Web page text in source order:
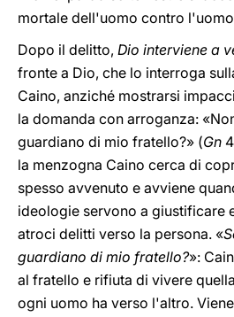
mortale dell'uomo contro
Dopo il delitto, Dio interviene a
fronte a Dio, che lo interroga
Caino, anziché mostrarsi
la domanda con arroganza:
guardiano di mio fratello?» (Gn
la menzogna Caino cerca di
spesso avvenuto e avviene
ideologie servono a giustificare
atroci delitti verso la persona. «
guardiano di mio fratello?»:
al fratello e rifiuta di vivere
ogni uomo ha verso l'altro.